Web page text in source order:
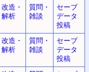
改造・
解析
質問・
雑談
セーブ
データ
投稿
改造・
解析
質問・
雑談
セーブ
データ
投稿